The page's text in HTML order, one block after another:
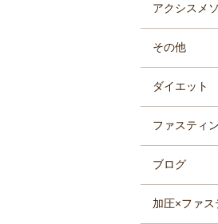
アクシスメ
その他
ダイエット
ファスティ
ブログ
加圧×ファス